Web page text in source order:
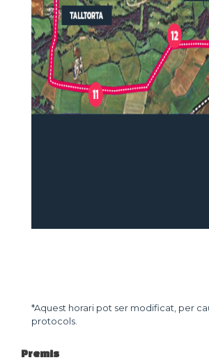
*Aquest horari pot ser modificat, per
protocols.
Premis